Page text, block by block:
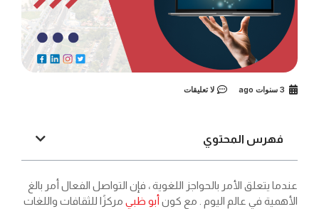
3 سنوات ago لا تعليقات
فهرس المحتوي
عندما يتعلق الأمر بالحواجز اللغوية ، فإن التواصل الفعال أمر بالغ
الأهمية في عالم اليوم . مع كون أبو ظبي مركزًا للثقافات واللغات